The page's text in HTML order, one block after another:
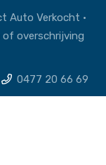
Auto Verkocht •
overschrijving
0477 20 66 69